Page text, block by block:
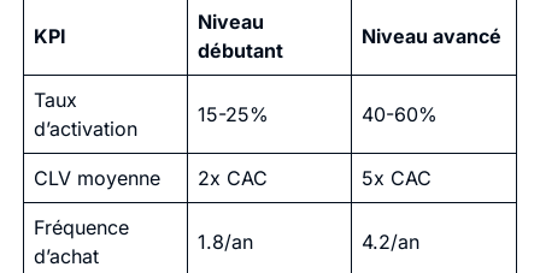
KPI
Niveau
débutant
Niveau avancé
Taux
d’activation
15-25% 40-60%
CLV moyenne 2x CAC 5x CAC
Fréquence
d’achat
1.8/an 4.2/an